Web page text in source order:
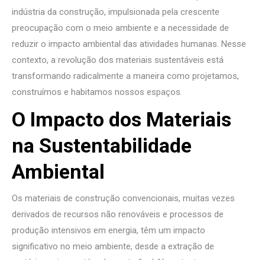
indústria da construção, impulsionada pela crescente
preocupação com o meio ambiente e a necessidade de
reduzir o impacto ambiental das atividades humanas. Nesse
contexto, a revolução dos materiais sustentáveis está
transformando radicalmente a maneira como projetamos,
construímos e habitamos nossos espaços.
O Impacto dos Materiais
na Sustentabilidade
Ambiental
Os materiais de construção convencionais, muitas vezes
derivados de recursos não renováveis ​​e processos de
produção intensivos em energia, têm um impacto
significativo no meio ambiente, desde a extração de